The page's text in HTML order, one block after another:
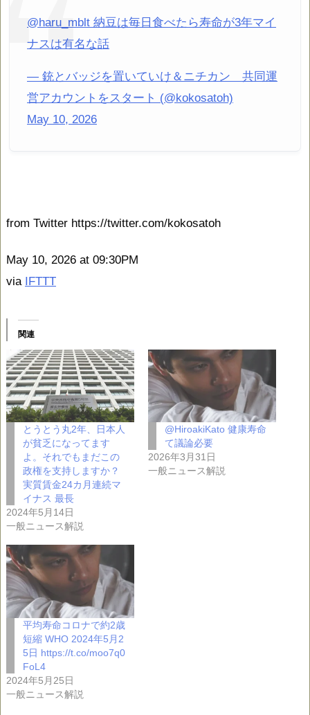
@haru_mblt 納豆は毎日食べたら寿命が3年マイ
ナスは有名な話
— 銃とバッジを置いていけ＆ニチカン 共同運
営アカウントをスタート (@kokosatoh)
May 10, 2026
from Twitter https://twitter.com/kokosatoh
May 10, 2026 at 09:30PM
via IFTTT
関連
とうとう丸2年、日本人
が貧乏になってます
よ。それでもまだこの
政権を支持しますか？
実質賃金24カ月連続マ
イナス 最長
2024年5月14日
一般ニュース解説
@HiroakiKato 健康寿命
て議論必要
2026年3月31日
一般ニュース解説
平均寿命コロナで約2歳
短縮 WHO 2024年5月2
5日 https://t.co/moo7q0
FoL4
2024年5月25日
一般ニュース解説